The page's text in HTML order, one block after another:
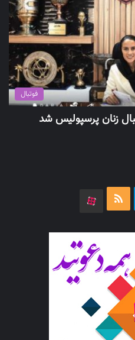
فوتبال
زنان پرسپولیس شد
تلگرام خوراک